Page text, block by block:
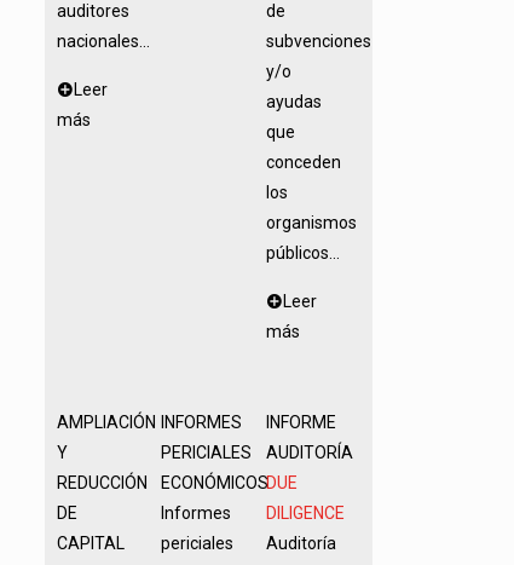
auditores
nacionales...
Leer
más
de
subvenciones
y/o
ayudas
que
conceden
los
organismos
públicos...
Leer
más
AMPLIACIÓN
Y
REDUCCIÓN
DE
CAPITAL
INFORMES
PERICIALES
ECONÓMICOS
Informes
periciales
INFORME
AUDITORÍA
DUE
DILIGENCE
Auditoría